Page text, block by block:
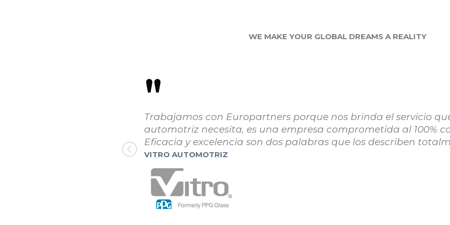
WE MAKE YOUR GLOBAL DREAMS A REALITY
"
[Sobre la coordinación de embarque marítimo entre
Europartners México:]“Es un éxito”. [Como somos una sola
logística, no cobramos por manejos entre países y podemos
condiciones de crédito. Con eso, la empresa ahorró casi un 20%
de sus envíos de aluminio de México a Honduras].